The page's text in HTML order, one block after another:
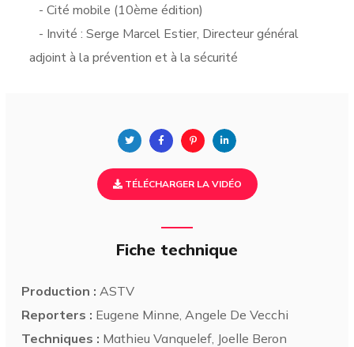
- Cité mobile (10ème édition)
- Invité : Serge Marcel Estier, Directeur général
adjoint à la prévention et à la sécurité
TÉLÉCHARGER LA VIDÉO
Fiche technique
Production : ASTV
Reporters : Eugene Minne, Angele De Vecchi
Techniques : Mathieu Vanquelef, Joelle Beron